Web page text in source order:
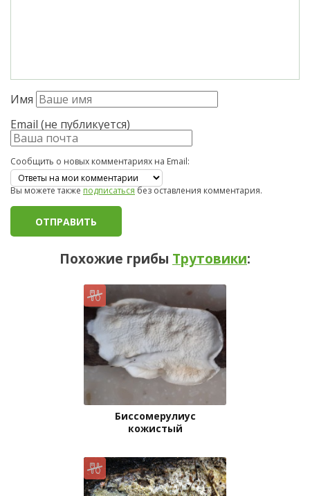
Имя
Email (не публикуется)
Сообщить о новых комментариях на Email:
Вы можете такжеподписатьсябез оставления комментария.
Похожие грибы Трутовики:
Биссомерулиус
кожистый